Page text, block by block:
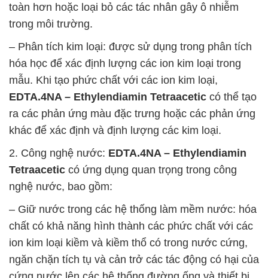
toàn hơn hoặc loại bỏ các tác nhân gây ô nhiễm
trong môi trường.
– Phân tích kim loại: được sử dụng trong phân tích
hóa học để xác định lượng các ion kim loại trong
mẫu. Khi tạo phức chất với các ion kim loại,
EDTA.4NA – Ethylendiamin Tetraacetic có thể tạo
ra các phản ứng màu đặc trưng hoặc các phản ứng
khác để xác định và định lượng các kim loại.
2. Công nghệ nước: EDTA.4NA – Ethylendiamin
Tetraacetic có ứng dụng quan trọng trong công
nghệ nước, bao gồm:
– Giữ nước trong các hệ thống làm mềm nước: hóa
chất có khả năng hình thành các phức chất với các
ion kim loại kiềm và kiềm thổ có trong nước cứng,
ngăn chặn tích tụ và cản trở các tác động có hại của